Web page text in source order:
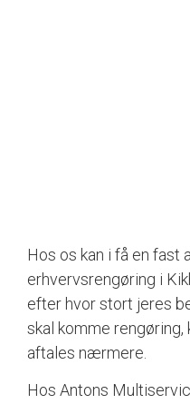
Hos os kan i få en fast
erhvervsrengøring i
efter hvor stort jeres
skal komme
aftales nærmere.
Hos Antons